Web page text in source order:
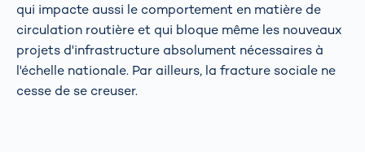
qui impacte aussi le comportement en matière de
circulation routière et qui bloque même les nouveaux
projets d'infrastructure absolument nécessaires à
l'échelle nationale. Par ailleurs, la fracture sociale ne
cesse de se creuser.